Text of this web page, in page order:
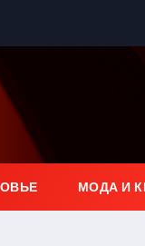
МОДА И